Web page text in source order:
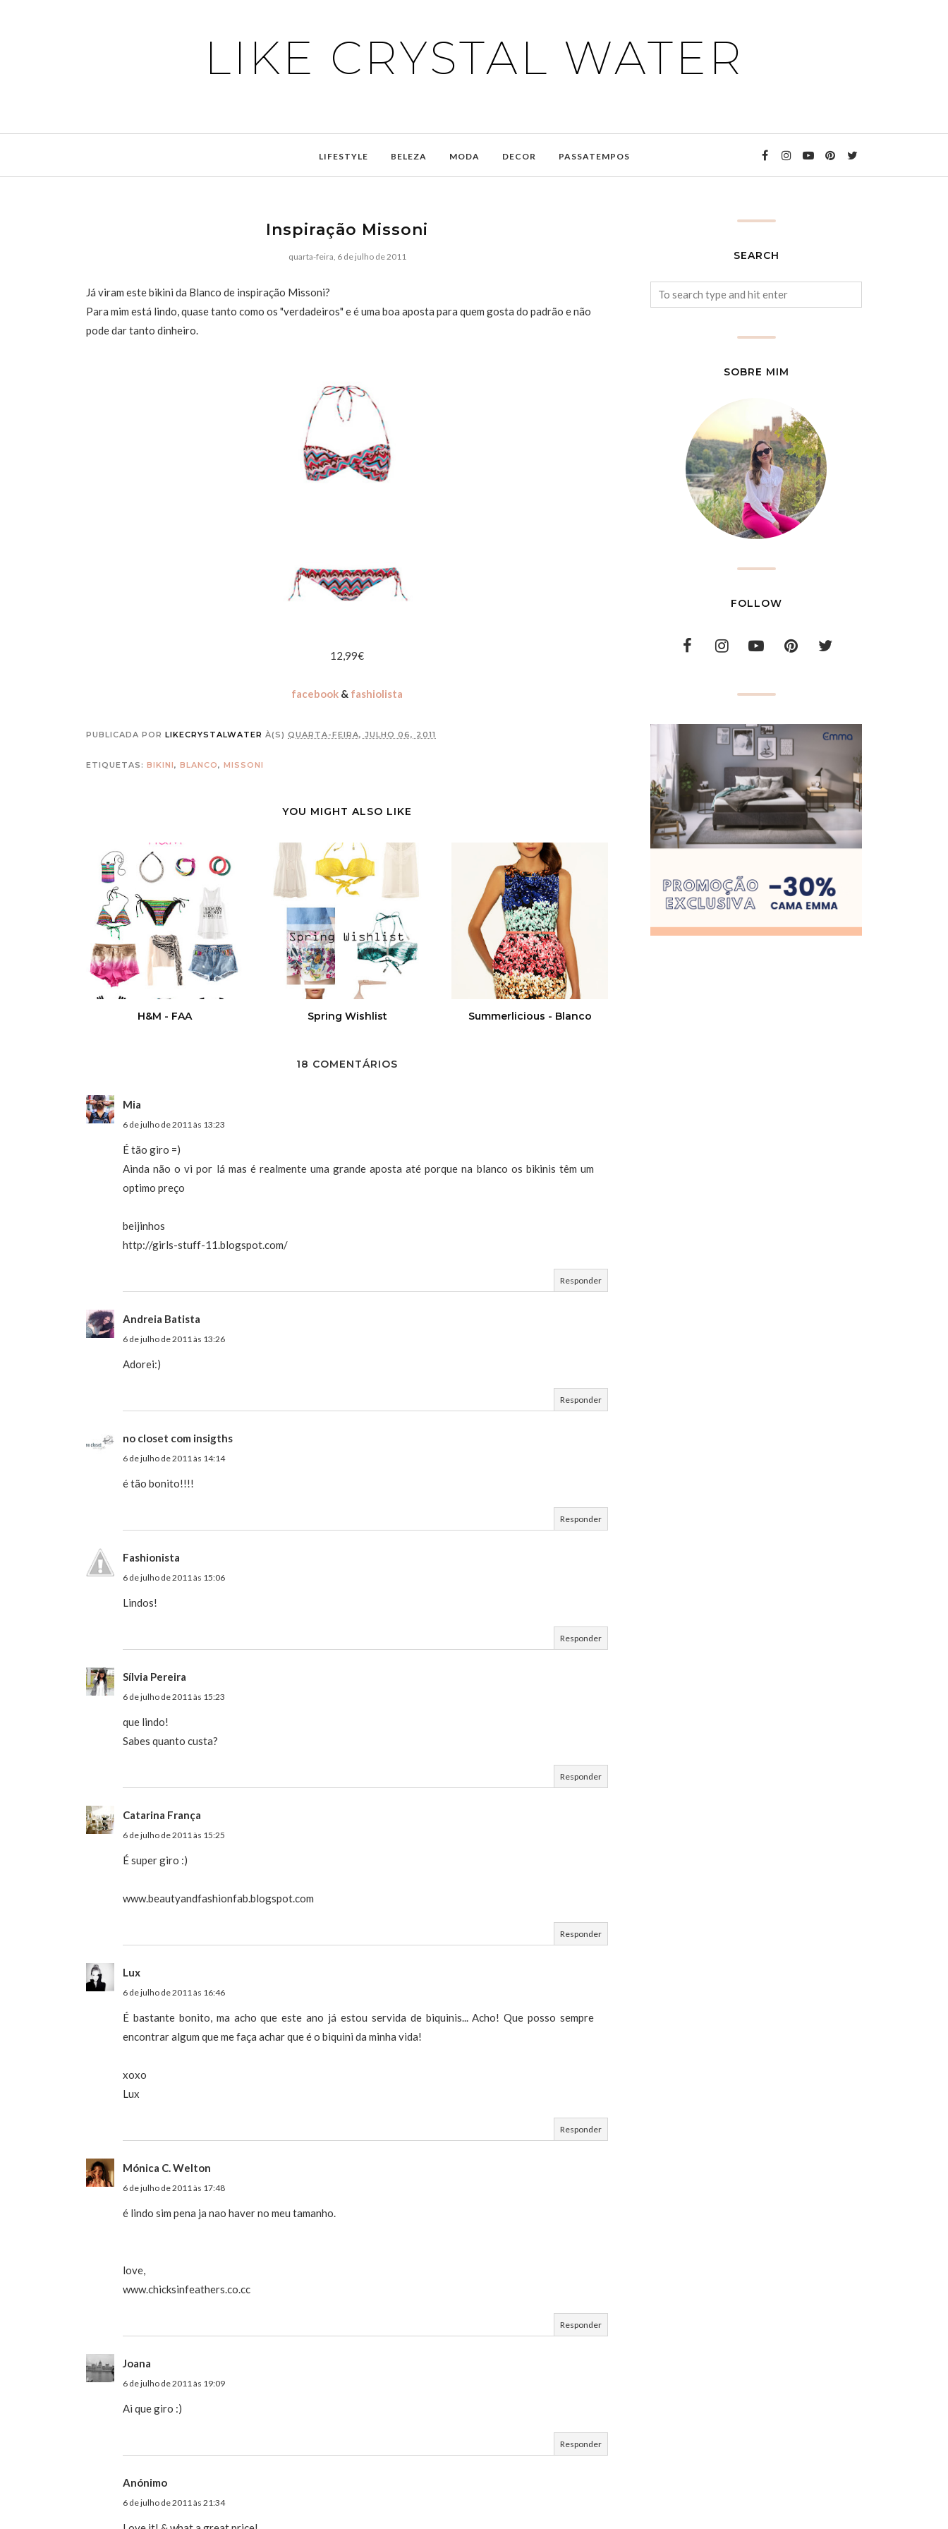
LIKE CRYSTAL WATER
LIFESTYLE BELEZA MODA DECOR PASSATEMPOS
Inspiração Missoni
quarta-feira, 6 de julho de 2011
Já viram este bikini da Blanco de inspiração Missoni?
Para mim está lindo, quase tanto como os "verdadeiros" e é uma boa aposta para quem gosta do padrão e não
pode dar tanto dinheiro.
12,99€
facebook & fashiolista
PUBLICADA POR LIKECRYSTALWATER À(S) QUARTA-FEIRA, JULHO 06, 2011
ETIQUETAS: BIKINI, BLANCO, MISSONI
YOU MIGHT ALSO LIKE
H&M - FAA Spring Wishlist Summerlicious - Blanco
18 COMENTÁRIOS
Mia
6 de julho de 2011 às 13:23
É tão giro =)
Ainda não o vi por lá mas é realmente uma grande aposta até porque na blanco os bikinis têm um
optimo preço
beijinhos
http://girls-stuff-11.blogspot.com/
Responder
Andreia Batista
6 de julho de 2011 às 13:26
Adorei:)
Responder
no closet com insigths
6 de julho de 2011 às 14:14
é tão bonito!!!!
Responder
Fashionista
6 de julho de 2011 às 15:06
Lindos!
Responder
Sílvia Pereira
6 de julho de 2011 às 15:23
que lindo!
Sabes quanto custa?
Responder
Catarina França
6 de julho de 2011 às 15:25
É super giro :)
www.beautyandfashionfab.blogspot.com
Responder
Lux
6 de julho de 2011 às 16:46
É bastante bonito, ma acho que este ano já estou servida de biquinis... Acho! Que posso sempre
encontrar algum que me faça achar que é o biquini da minha vida!
xoxo
Lux
Responder
Mónica C. Welton
6 de julho de 2011 às 17:48
é lindo sim pena ja nao haver no meu tamanho.
love,
www.chicksinfeathers.co.cc
Responder
Joana
6 de julho de 2011 às 19:09
Ai que giro :)
Responder
Anónimo
6 de julho de 2011 às 21:34
SEARCH
SOBRE MIM
FOLLOW